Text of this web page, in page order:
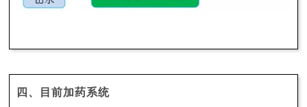
四、目前加药系统